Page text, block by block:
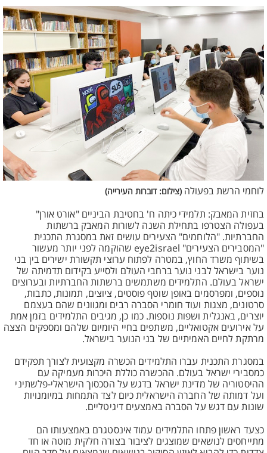
לוחמי הרשת בפעולה (צילום: דוברות העירייה)
בחזית המאבק: תלמידי כיתה ח' בחטיבת הביניים "אורט אורן"
בעפולה הצטרפו בתחילת השנה לשורות המאבק ברשתות
החברתיות. "הלוחמים" הצעירים עושים זאת במסגרת התכנית
"המסבירים הצעירים" eye2israel שהוקמה לפני יותר מעשור
בשיתוף משרד החוץ, במטרה לפתוח ערוצי תקשורת ישירים בין בני
נוער בישראל לבני נוער ברחבי העולם ולסייע בקידום תדמיתה של
ישראל בעולם. התלמידים משתמשים ברשתות החברתיות ובערוצים
נוספים, ומפרסמים באופן שוטף פוסטים, ציוצים, תמונות, כתבות,
סרטונים, מצגות ועוד חומרי הסברה רבים ומגוונים שהם בעצמם
יוצרים, באנגלית ושפות נוספות. כמו כן, מגיבים התלמידים בזמן אמת
על אירועים אקטואליים, משתפים בחיי היומיום שלהם ומספקים הצצה
מרתקת לחיים האמיתיים של בני הנוער בישראל.
במסגרת התכנית עברו התלמידים הכשרה מקצועית לצורך תפקידם
כמסבירי ישראל בעולם. ההכשרה כוללת היכרות מעמיקה עם
ההיסטוריה של מדינת ישראל בדגש על הסכסוך הישראלי-פלשתיני
ועל דמותה של החברה הישראלית כיום לצד התמחות במיומנויות
שונות עם דגש על הסברה באמצעים דיגיטליים.
כצעד ראשון פתחו התלמידים עמוד אינסטגרם באמצעותו הם
מתייחסים לנושאים שמוצגים לציבור בצורה חלקית מוטה או חד